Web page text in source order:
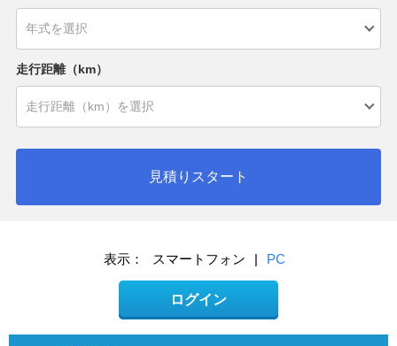
走行距離（km）
見積りスタート
表示： スマートフォン | PC
ログイン